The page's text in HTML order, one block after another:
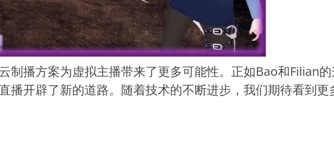
制播方案为虚拟主播带来了更多可能性。正如Bao和Filian
播开辟了新的道路。随着技术的不断进步，我们期待看到